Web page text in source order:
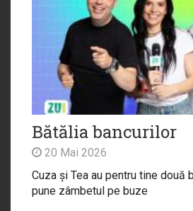
Bătălia bancurilor
20 Mai 2026
Cuza și Tea au pentru tine două
pune zâmbetul pe buze